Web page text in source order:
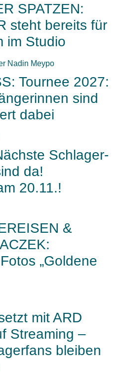
SPATZEN:
steht bereits für
im Studio
Tournee 2027:
sind
dabei
Schlager-
da!
20.11.!
&
„Goldene
mit ARD
Streaming –
bleiben